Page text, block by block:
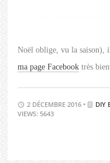
Noël oblige, vu la saison),
ma page Facebook très
2 DÉCEMBRE 2016 • DIY
VIEWS: 5643